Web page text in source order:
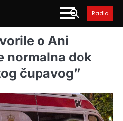
Radio
o Ani
normalna dok
čupavog”